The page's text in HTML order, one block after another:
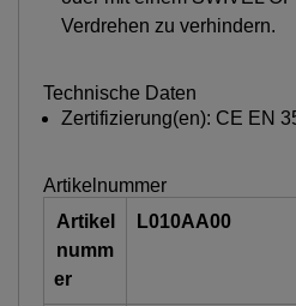
Verdrehen zu verhindern.
Technische Daten
Zertifizierung(en): CE EN
Artikelnummer
Artikel
numm
er
L010AA00